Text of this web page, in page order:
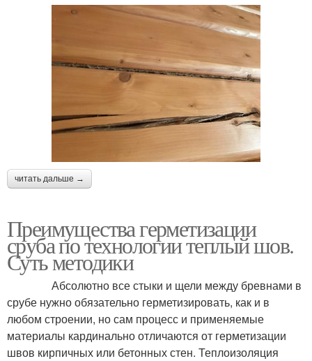
читать дальше →
Преимущества герметизации
сруба по технологии теплый шов.
Суть методики
Абсолютно все стыки и щели между бревнами в
срубе нужно обязательно герметизировать, как и в
любом строении, но сам процесс и применяемые
материалы кардинально отличаются от герметизации
швов кирпичных или бетонных стен. Теплоизоляция